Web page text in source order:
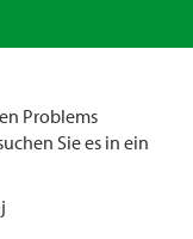
Problems
Sie es in ein